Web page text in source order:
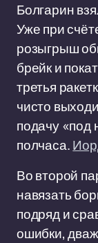
Болгарин
Уже при
розыгрыш
брейк и
третья
чисто
подачу «под
полчаса.
Во второй
навязать
подряд и
ошибки,